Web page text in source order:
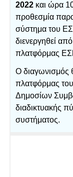
2022 και ώρα
προθεσμία
σύστημα του
διενεργηθεί
πλατφόρμας
Ο διαγωνισμός
πλατφόρμας
Δημοσίων
διαδικτυακής
συστήματος.